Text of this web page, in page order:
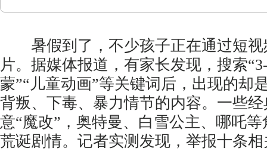
暑假到了，不少孩子正在通过短视
片。据媒体报道，有家长发现，搜索
蒙”“儿童动画”等关键词后，出现的却
背叛、下毒、暴力情节的内容。一些
意“魔改”，奥特曼、白雪公主、哪吒
荒诞剧情。记者实测发现，举报十条